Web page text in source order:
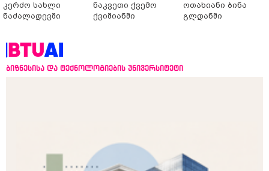
კერძო სახლი
ნაძალადევში
ნაკვეთი ქვემო
ქვიშიანში
ოთახიანი ბინა
გლდანში
ბიზნესისა და ტექნოლოგიების უნივერსიტეტი